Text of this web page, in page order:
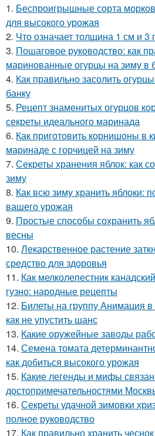
1. Беспроигрышные сорта
для высокого урожая
2. Что означает толщина 1 см и 3
3. Пошаговое руководство: как
маринованные огурцы на зиму в
4. Как правильно засолить
банку
5. Рецепт знаменитых огурцов
секреты идеального маринада
6. Как приготовить корнишоны в
маринаде с горчицей на зиму
7. Секреты хранения яблок: как
зиму
8. Как всю зиму хранить яблоки:
вашего урожая
9. Простые способы сохранить
весны
10. Лекарственное растение
средство для здоровья
11. Как мелколепестник
гузно: народные рецепты
12. Билеты на группу Анимация
как не упустить шанс
13. Какие оружейные заводы
14. Семена томата
как добиться высокого урожая
15. Какие легенды и мифы
достопримечательностями
16. Секреты удачной зимовки
полное руководство
17. Как правильно хранить